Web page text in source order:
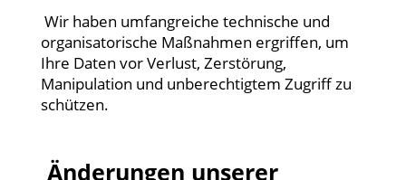
Wir haben umfangreiche technische und
organisatorische Maßnahmen ergriffen, um
Ihre Daten vor Verlust, Zerstörung,
Manipulation und unberechtigtem Zugriff zu
schützen.
Änderungen unserer